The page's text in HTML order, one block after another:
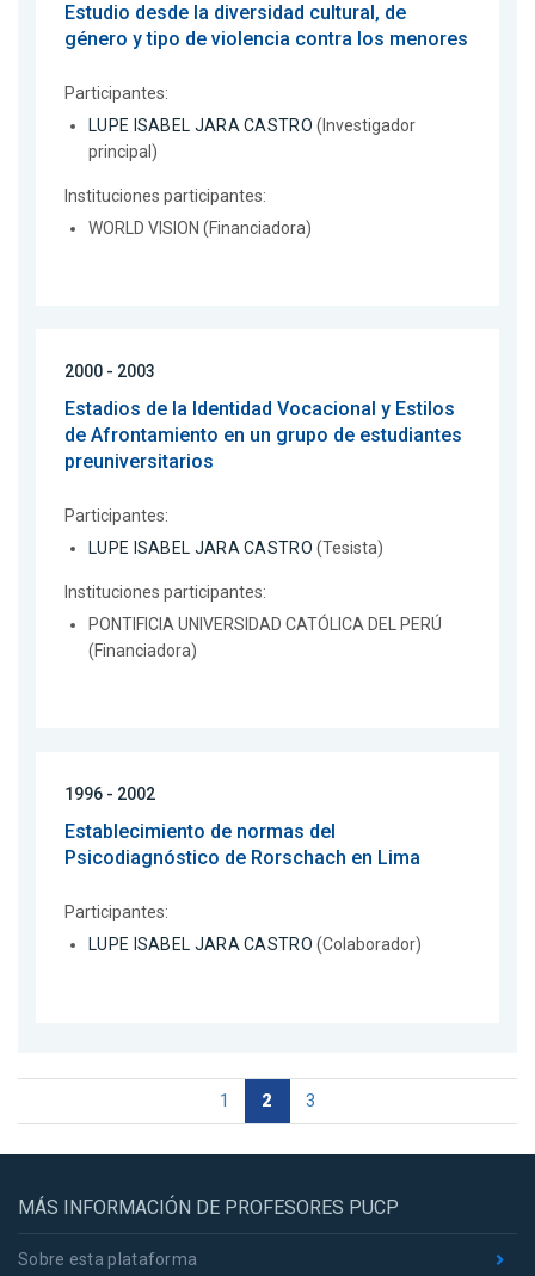
Estudio desde la diversidad cultural, de
género y tipo de violencia contra los menores
Participantes:
LUPE ISABEL JARA CASTRO (Investigador
principal)
Instituciones participantes:
WORLD VISION (Financiadora)
2000 - 2003
Estadios de la Identidad Vocacional y Estilos
de Afrontamiento en un grupo de estudiantes
preuniversitarios
Participantes:
LUPE ISABEL JARA CASTRO (Tesista)
Instituciones participantes:
PONTIFICIA UNIVERSIDAD CATÓLICA DEL PERÚ
(Financiadora)
1996 - 2002
Establecimiento de normas del
Psicodiagnóstico de Rorschach en Lima
Participantes:
LUPE ISABEL JARA CASTRO (Colaborador)
1 2 3
MÁS INFORMACIÓN DE PROFESORES PUCP
Sobre esta plataforma